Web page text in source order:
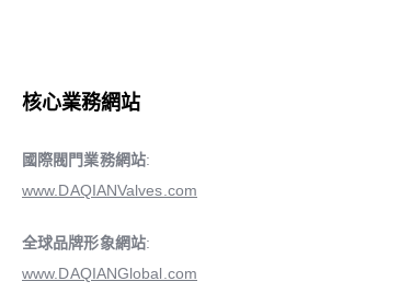
核心業務網站
國際閥門業務網站:
www.DAQIANValves.com
全球品牌形象網站:
www.DAQIANGlobal.com